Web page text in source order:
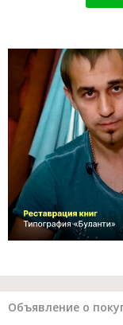
Объявление о